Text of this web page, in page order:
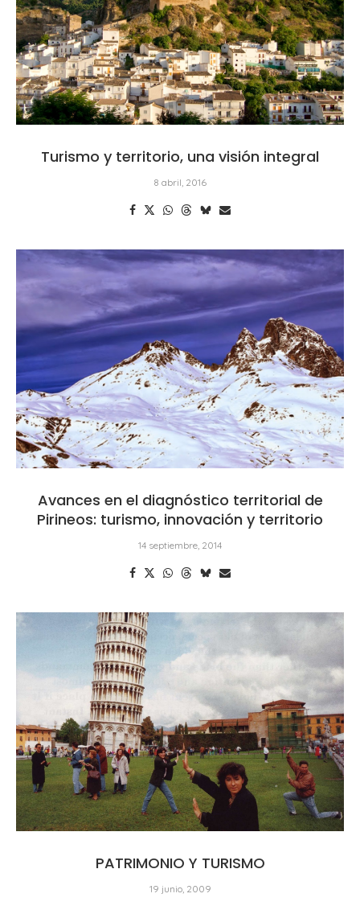
Turismo y territorio, una visión integral
8 abril, 2016
Avances en el diagnóstico territorial de
Pirineos: turismo, innovación y territorio
14 septiembre, 2014
PATRIMONIO Y TURISMO
19 junio, 2009